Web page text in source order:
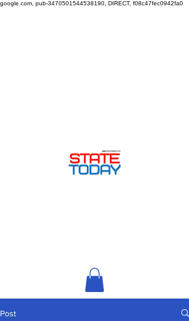
google.com, pub-3470501544538190, DIRECT, f08c47fec0942fa0
Post